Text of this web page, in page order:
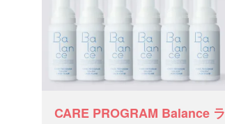
CARE PROGRAM Balance ラ